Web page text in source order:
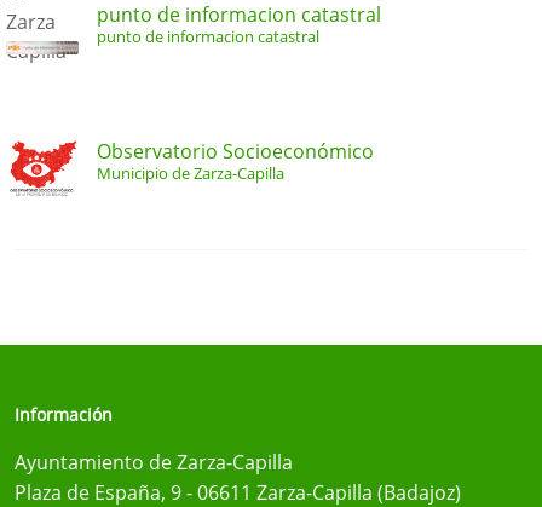
punto de informacion catastral
punto de informacion catastral
Observatorio Socioeconómico
Municipio de Zarza-Capilla
Información
Ayuntamiento de Zarza-Capilla
Plaza de España, 9 - 06611 Zarza-Capilla (Badajoz)